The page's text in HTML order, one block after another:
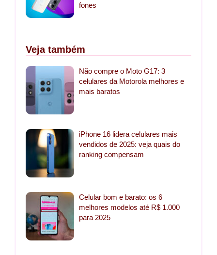
fones
Veja também
Não compre o Moto G17: 3
celulares da Motorola melhores e
mais baratos
iPhone 16 lidera celulares mais
vendidos de 2025: veja quais do
ranking compensam
Celular bom e barato: os 6
melhores modelos até R$ 1.000
para 2025